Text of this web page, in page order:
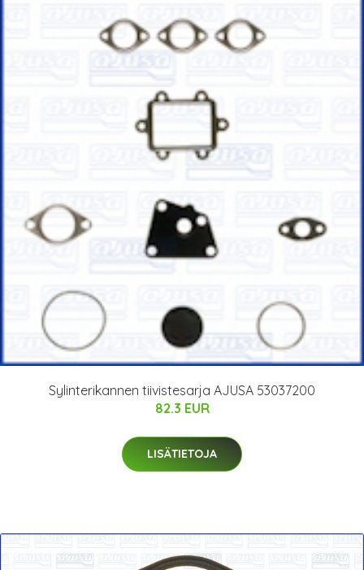
Sylinterikannen tiivistesarja AJUSA 53037200
82.3 EUR
LISÄTIETOJA